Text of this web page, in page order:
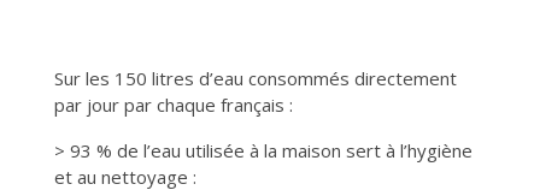
Sur les 150 litres d’eau consommés directement
par jour par chaque français :
> 93 % de l’eau utilisée à la maison sert à l’hygiène
et au nettoyage :